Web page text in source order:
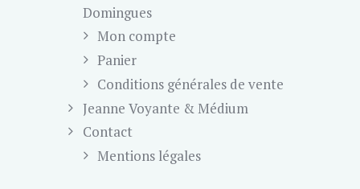
Domingues
Mon compte
Panier
Conditions générales de vente
Jeanne Voyante & Médium
Contact
Mentions légales